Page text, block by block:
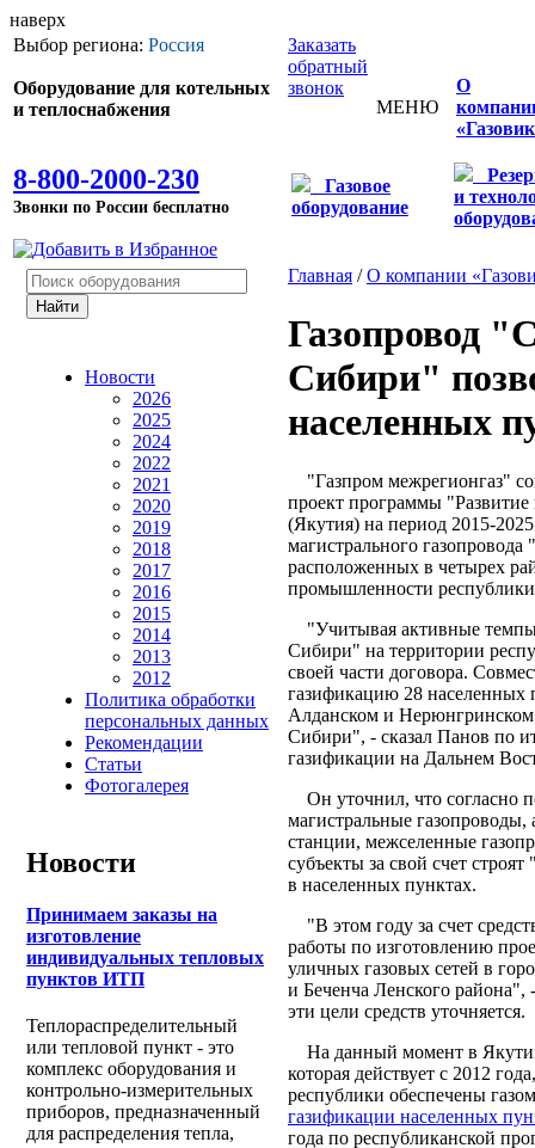
наверх
Выбор региона: Россия
Оборудование для котельных
и теплоснабжения
8-800-2000-230
Звонки по России бесплатно
Заказать
обратный
звонок
МЕНЮ
О
Газовое
оборудование
и
Новости
2026
2025
2024
2022
2021
2020
2019
2018
2017
2016
2015
2014
2013
2012
Политика обработки
персональных данных
Рекомендации
Статьи
Фотогалерея
Новости
Принимаем заказы на
изготовление
индивидуальных тепловых
пунктов ИТП
Теплораспределительный
или тепловой пункт - это
комплекс оборудования и
контрольно-измерительных
приборов, предназначенный
для распределения тепла,
Главная /О компании
Газопровод
Сибири"
населенных
"Газпром межрегионгаз"
проект программы
(Якутия) на период 2015-
магистрального
расположенных в четырех
промышленности
"Учитывая активные темпы
Сибири" на территории
своей части договора.
газификацию 28
Алданском и
Сибири", - сказал Панов по
газификации на Дальнем
Он уточнил, что согласно
магистральные газопроводы,
станции, межселенные
субъекты за свой счет
в населенных пунктах.
"В этом году за счет
работы по изготовлению
уличных газовых сетей в
и Беченча Ленского
эти цели средств уточняется.
На данный момент в
которая действует с 2012
республики обеспечены
газификации населенных
года по республиканской